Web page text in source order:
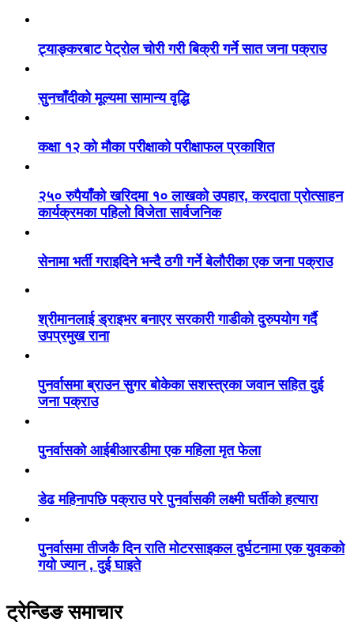
ट्याङ्करबाट पेट्रोल चोरी गरी बिक्री गर्ने सात जना पक्राउ
सुनचाँदीको मूल्यमा सामान्य वृद्धि
कक्षा १२ को मौका परीक्षाको परीक्षाफल प्रकाशित
२५० रुपैयाँको खरिदमा १० लाखको उपहार, करदाता प्रोत्साहन
कार्यक्रमका पहिलो विजेता सार्वजनिक
सेनामा भर्ती गराइदिने भन्दै ठगी गर्ने बेलौरीका एक जना पक्राउ
श्रीमानलाई ड्राइभर बनाएर सरकारी गाडीको दुरुपयोग गर्दै
उपप्रमुख राना
पुनर्वासमा ब्राउन सुगर बोकेका सशस्त्रका जवान सहित दुई
जना पक्राउ
पुनर्वासको आईबीआरडीमा एक महिला मृत फेला
डेढ महिनापछि पक्राउ परे पुनर्वासकी लक्ष्मी घर्तीको हत्यारा
पुनर्वासमा तीजकै दिन राति मोटरसाइकल दुर्घटनामा एक युवकको
गयो ज्यान , दुई घाइते
ट्रेन्डिङ समाचार